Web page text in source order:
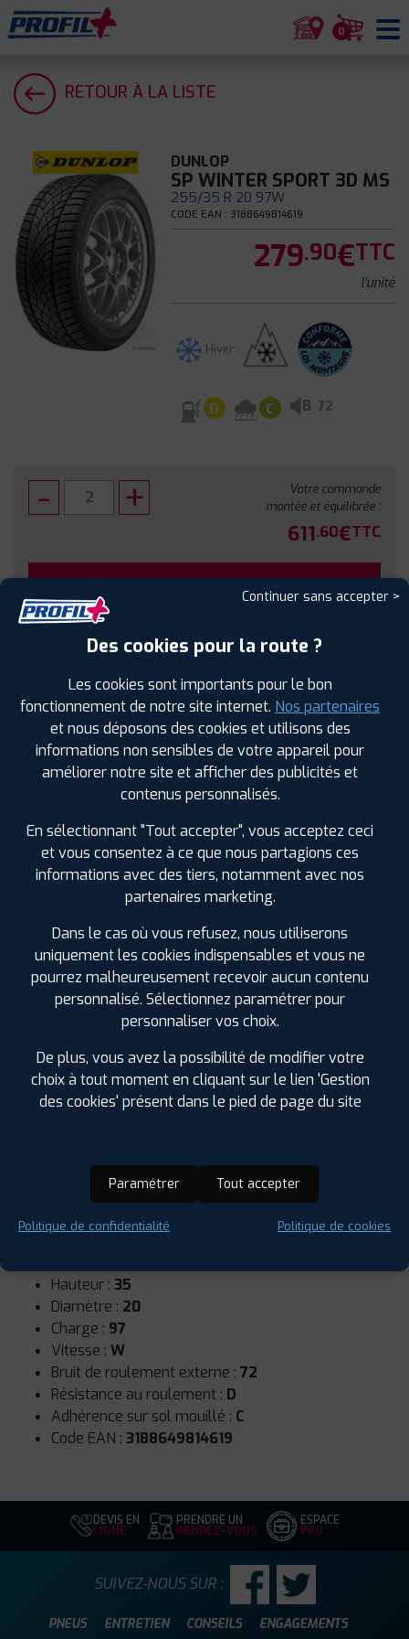
0
RETOUR À LA LISTE
DUNLOP
SP WINTER SPORT 3D MS
255/35 R 20 97W
CODE EAN : 3188649814619
279.90€TTC
l'unité
Hiver
D C B 72
Votre commande
montée et équilibrée :
611.60€TTC
Sous réserve de disponibilité en agence
SPÉCIFICATIONS AVIS CLIENTS ÉTIQUETAGE
Saison :
Hiver
Hauteur : 35
Diamètre : 20
Charge : 97
Vitesse : W
Bruit de roulement externe : 72
Résistance au roulement : D
Adhérence sur sol mouillé : C
Code EAN : 3188649814619
DEVIS EN
LIGNE
PRENDRE UN
RENDEZ-VOUS
ESPACE
PRO
PNEUS ENTRETIEN CONSEILS ENGAGEMENTS
SUIVEZ-NOUS SUR :
Continuer sans accepter >
Des cookies pour la route ?
Les cookies sont importants pour le bon
fonctionnement de notre site internet. Nos partenaires
et nous déposons des cookies et utilisons des
informations non sensibles de votre appareil pour
améliorer notre site et afficher des publicités et
contenus personnalisés.
En sélectionnant "Tout accepter", vous acceptez ceci
et vous consentez à ce que nous partagions ces
informations avec des tiers, notamment avec nos
partenaires marketing.
Dans le cas où vous refusez, nous utiliserons
uniquement les cookies indispensables et vous ne
pourrez malheureusement recevoir aucun contenu
personnalisé. Sélectionnez paramétrer pour
personnaliser vos choix.
De plus, vous avez la possibilité de modifier votre
choix à tout moment en cliquant sur le lien 'Gestion
des cookies' présent dans le pied de page du site
Paramétrer Tout accepter
Politique de confidentialité Politique de cookies